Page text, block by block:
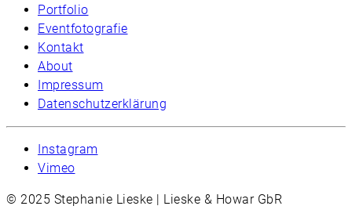
Portfolio
Eventfotografie
Kontakt
About
Impressum
Datenschutzerklärung
Instagram
Vimeo
© 2025 Stephanie Lieske | Lieske & Howar GbR